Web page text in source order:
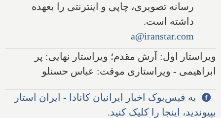
رسانه تصویری، چاپی و اینترنتی را بعهده
داشته است.
a@iranstar.com
ویراستار اول: آرش مقدم؛ ویراستار نهایی: پر
ابراهیمی - ویراستاری موقت: عباس حسنلو
به فیس‌بوک اخبار ایرانیان کانادا - ایران استار
بپیوندید، اینجا را کلیک کنید.